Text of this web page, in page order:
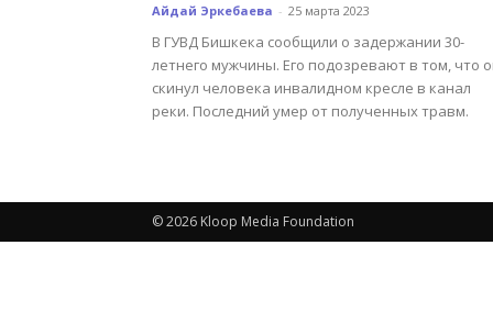
Айдай Эркебаева - 25 марта 2023
В ГУВД Бишкека сообщили о задержании 30-
летнего мужчины. Его подозревают в том, что
скинул человека инвалидном кресле в канал
реки. Последний умер от полученных травм.
© 2026 Kloop Media Foundation